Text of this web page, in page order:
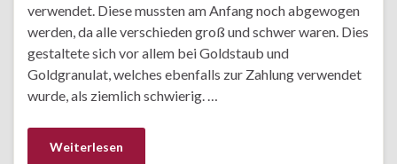
verwendet. Diese mussten am Anfang noch abgewogen
werden, da alle verschieden groß und schwer waren. Dies
gestaltete sich vor allem bei Goldstaub und
Goldgranulat, welches ebenfalls zur Zahlung verwendet
wurde, als ziemlich schwierig. …
Weiterlesen